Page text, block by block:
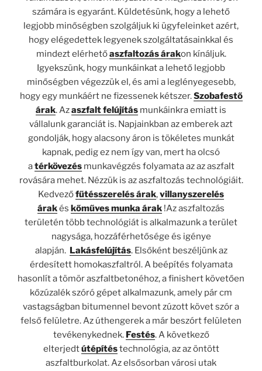
számára is egyaránt. Küldetésünk, hogy a lehető
legjobb minőségben szolgáljuk ki ügyfeleinket azért,
hogy elégedettek legyenek szolgáltatásainkkal és
mindezt elérhetőaszfaltozás árakon kínáljuk.
Igyekszünk, hogy munkáinkat a lehető legjobb
minőségben végezzük el, és ami a leglényegesebb,
hogy egy munkáért ne fizessenek kétszer.Szobafestő
árak. Azaszfalt felújítás munkáinkra emiatt is
vállalunk garanciát is. Napjainkban az emberek azt
gondolják, hogy alacsony áron is tökéletes munkát
kapnak, pedig ez nem így van, mert ha olcsó
atérkövezésmunkavégzés folyamata az az aszfalt
rovására mehet. Nézzük is az aszfaltozás technológiáit.
Kedvezőfűtésszerelés árak,villanyszerelés
árakés kőműves munka árak !Az aszfaltozás
területén több technológiát is alkalmazunk a terület
nagysága, hozzáférhetősége és igénye
alapján. Lakásfelújítás. Elsőként beszéljünk az
érdesített homokaszfaltról. A beépítés folyamata
hasonlít a tömör aszfaltbetonéhoz, a finishert követően
kőzúzalék szóró gépet alkalmazunk, amely pár cm
vastagságban bitumennel bevont zúzott követ szór a
felső felületre. Az úthengerek a már beszórt felületen
tevékenykednek. Festés. A következő
elterjedtútépítéstechnológia, az az öntött
aszfaltburkolat. Az elsősorban városi utak